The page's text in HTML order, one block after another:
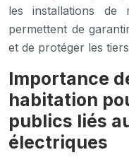
les installations de
permettent de
et de protéger les
Importance
habitation
publics liés
électriques